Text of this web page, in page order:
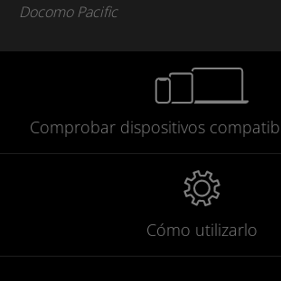
Docomo Pacific
Comprobar dispositivos
Cómo utilizarlo